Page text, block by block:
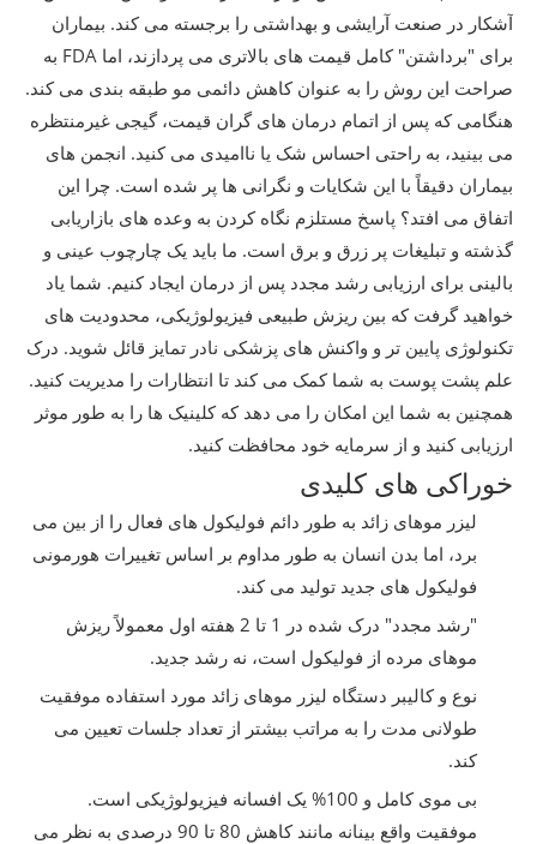
آشکار در صنعت آرایشی و بهداشتی را برجسته می کند. بیماران
برای "برداشتن" کامل قیمت های بالاتری می پردازند، اما FDA به
صراحت این روش را به عنوان کاهش دائمی مو طبقه بندی می کند.
هنگامی که پس از اتمام درمان های گران قیمت، گیجی غیرمنتظره
می بینید، به راحتی احساس شک یا ناامیدی می کنید. انجمن های
بیماران دقیقاً با این شکایات و نگرانی ها پر شده است. چرا این
اتفاق می افتد؟ پاسخ مستلزم نگاه کردن به وعده های بازاریابی
گذشته و تبلیغات پر زرق و برق است. ما باید یک چارچوب عینی و
بالینی برای ارزیابی رشد مجدد پس از درمان ایجاد کنیم. شما یاد
خواهید گرفت که بین ریزش طبیعی فیزیولوژیکی، محدودیت های
تکنولوژی پایین تر و واکنش های پزشکی نادر تمایز قائل شوید. درک
علم پشت پوست به شما کمک می کند تا انتظارات را مدیریت کنید.
همچنین به شما این امکان را می دهد که کلینیک ها را به طور موثر
ارزیابی کنید و از سرمایه خود محافظت کنید.
خوراکی های کلیدی
لیزر موهای زائد به طور دائم فولیکول های فعال را از بین می
برد، اما بدن انسان به طور مداوم بر اساس تغییرات هورمونی
فولیکول های جدید تولید می کند.
"رشد مجدد" درک شده در 1 تا 2 هفته اول معمولاً ریزش
موهای مرده از فولیکول است، نه رشد جدید.
نوع و کالیبر دستگاه لیزر موهای زائد مورد استفاده موفقیت
طولانی مدت را به مراتب بیشتر از تعداد جلسات تعیین می
کند.
بی موی کامل و 100% یک افسانه فیزیولوژیکی است.
موفقیت واقع بینانه مانند کاهش 80 تا 90 درصدی به نظر می